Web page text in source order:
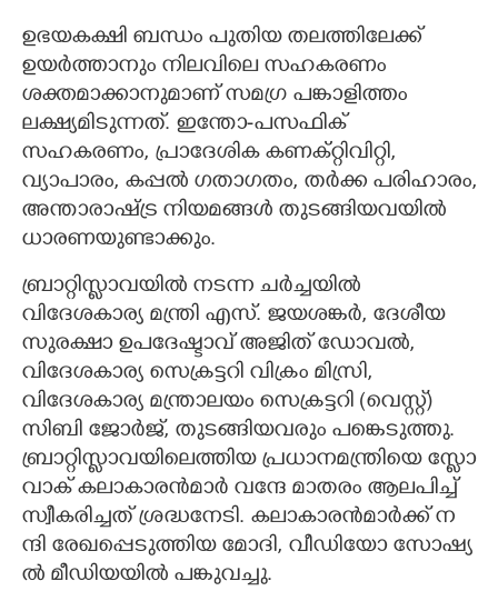
ഉഭയകക്ഷി ബന്ധം പുതിയ തലത്തിലേക്ക്
ഉയർത്താനും നിലവിലെ സഹകരണം
ശക്തമാക്കാനുമാണ് സമഗ്ര പങ്കാളിത്തം
ലക്ഷ്യമിടുന്നത്. ഇന്തോ-പസഫിക്
സഹകരണം, പ്രാദേശിക കണക്റ്റിവിറ്റി,
വ്യാപാരം, കപ്പൽ ഗതാഗതം, തർക്ക പരിഹാരം,
അന്താരാഷ്ട്ര നിയമങ്ങൾ തുടങ്ങിയവയിൽ
ധാരണയുണ്ടാക്കും.
ബ്രാറ്റിസ്ലാവയിൽ നടന്ന ചർച്ചയിൽ
വിദേശകാര്യ മന്ത്രി എസ്. ജയശങ്കർ, ദേശീയ
സുരക്ഷാ ഉപദേഷ്ടാവ് അജിത് ഡോവൽ,
വിദേശകാര്യ സെക്രട്ടറി വിക്രം മിസ്രി,
വിദേശകാര്യ മന്ത്രാലയം സെക്രട്ടറി (വെസ്റ്റ്)
സിബി ജോർജ്, തുടങ്ങിയവരും പങ്കെടുത്തു.
ബ്രാ​റ്റി​സ്ലാ​വ​യി​ലെ​ത്തി​യ​ ​പ്ര​ധാ​ന​മ​ന്ത്രി​യെ​ ​സ്ലോ​
വാ​ക് ​ക​ലാ​കാ​ര​ൻ​മാ​ർ​ ​വ​ന്ദേ​ ​മാ​ത​രം​ ​ആ​ല​പി​ച്ച് ​
സ്വീ​ക​രി​ച്ച​ത് ​ശ്ര​ദ്ധ​നേ​ടി.​ ​ക​ലാ​കാ​ര​ൻ​മാ​ർ​ക്ക് ​ന​
ന്ദി​ ​രേ​ഖ​പ്പെ​ടു​ത്തി​യ​ ​മോ​ദി,​ ​വീ​ഡി​യോ​ ​സോ​ഷ്യ​
ൽ​ ​മീ​ഡി​യ​യി​ൽ​ ​പ​ങ്കു​വ​ച്ചു.